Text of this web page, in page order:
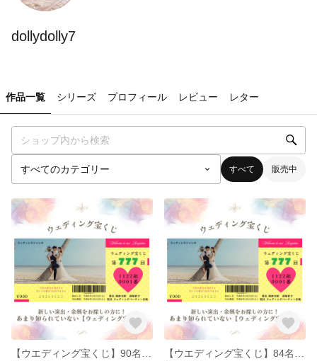
dollydolly7
作品一覧 シリーズ プロフィール レビュー レター
すべて 販売中